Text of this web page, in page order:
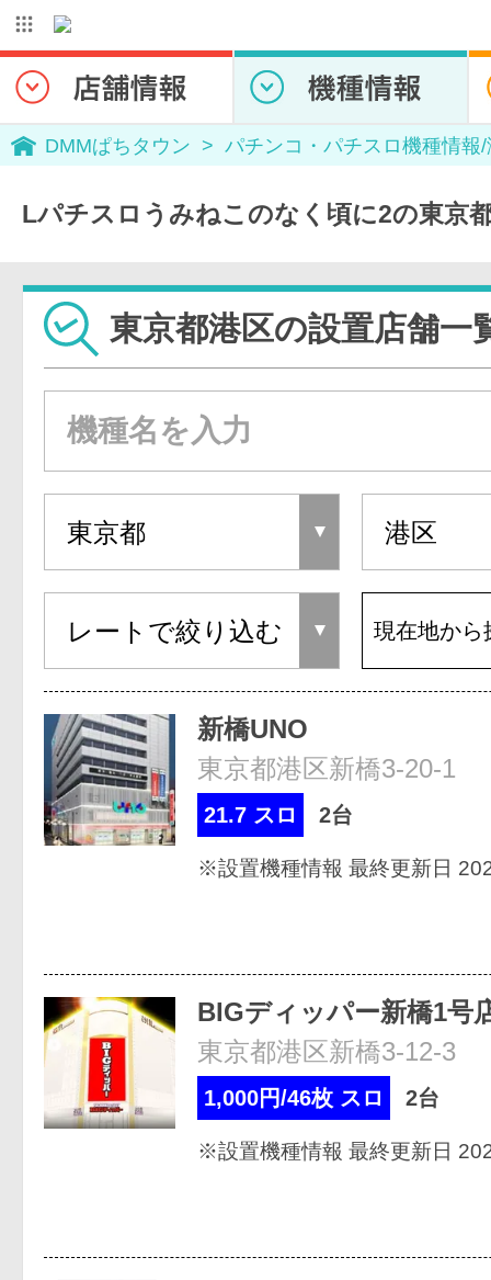
DMMぱちタウン パチンコ・パチスロ機種情報
Lパチスロうみねこのなく頃に2の東京
東京都港区の設置店舗一
現在地から
新橋UNO
東京都港区新橋3-20-1
21.7 スロ 2台
※設置機種情報 最終更新日
BIGディッパー新橋1号
東京都港区新橋3-12-3
1,000円/46枚 スロ 2台
※設置機種情報 最終更新日